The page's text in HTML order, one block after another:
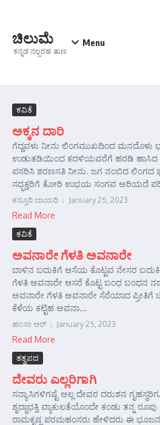
ಚಿಲುಮೆ
ಕನ್ನಡ ನಲ್ಬರಹ ತಾಣ
Menu
ಕವಿತೆ
ಅಕ್ಕನ ದಾರಿ
ಗೆದ್ದವಳು ನೀನು ಲಿಂಗಮುಖದಿಂದ ಮನದೊಳು
ಉಡುತಡಿಯಿಂದ ಕದಳಿಯವರೆಗೆ ಹರಡಿ ಹಾಸಿದ
ಪಸರಿಸಿ ಶರಣಸತಿ ನೀನು. ಜಗ ನಂಬಿದ
ಸದ್ಭಕ್ತರಿಗೆ ತೋರಿ ಉಭಯ ಸಂಗವ ಅರಿಯದೆ
ಕಸ್ತೂರಿ ಬಾಯರಿ January 25, 2023
Read More
ಕವಿತೆ
ಅವನಾರೇ ಗೆಳತಿ ಅವನಾರೇ
ಬಾಳಿನ ಬದುಕಿಗೆ ಆಸೆಯ ಕೊಟ್ಟವ ನೇಸರ
ಗೆಳತಿ ಅವನಾರೇ ಆಸರೆ ಕೊಟ್ಟ ಬಂಧ ಬಂಧನ
ಅವನಾರೇ ಗೆಳತಿ ಅವನಾರೇ ಸೆರೆಯಾದ ಪ್ರೀತಿಗೆ
ಕೆಳೆಯ ಕಟ್ಟಿಹ ಅವನಾ...
ಹಂಸಾ ಆರ್‍ January 25, 2023
Read More
ತತ್ವಪದ
ದೇವರು ಎಲ್ಲರಿಗಾಗಿ
ಸನ್ಯಾಸಿಗಳಿಗಷ್ಟೆ ಅಲ್ಲ ದೇವರ ದರುಶನ
ಶೃದ್ಧಾಭಕ್ತಿ ವ್ಯಾಕುಲತೆಯೊಂದೇ ಕಂಡು ತನ್ನ
ರಾಮಕೃಷ್ಣ ಪರಮಹಂಸರು ಹೇಳಿದರು ಈ